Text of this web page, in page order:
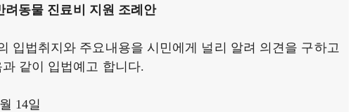
동물 진료비 지원 조례안
입법취지와 주요내용을 시민에게 널리 알려 의견을 구하고
같이 입법예고 합니다.
14일